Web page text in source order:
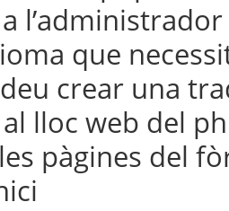
que
crear una
lloc web del
pàgines del